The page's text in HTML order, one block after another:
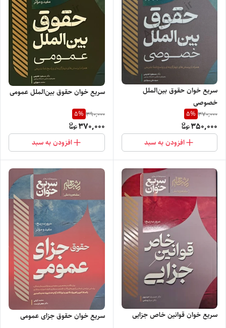
سریع خوان حقوق بین‌الملل
خصوصی
370,000
5%
350,000
افزودن به سبد
سریع خوان حقوق بین‌الملل عمومی
390,000
5%
370,000
افزودن به سبد
سریع خوان قوانین خاص جزایی سریع خوان حقوق جزای عمومی